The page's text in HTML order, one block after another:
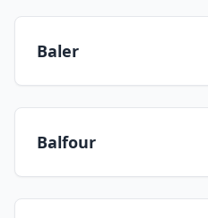
Baler
Balfour